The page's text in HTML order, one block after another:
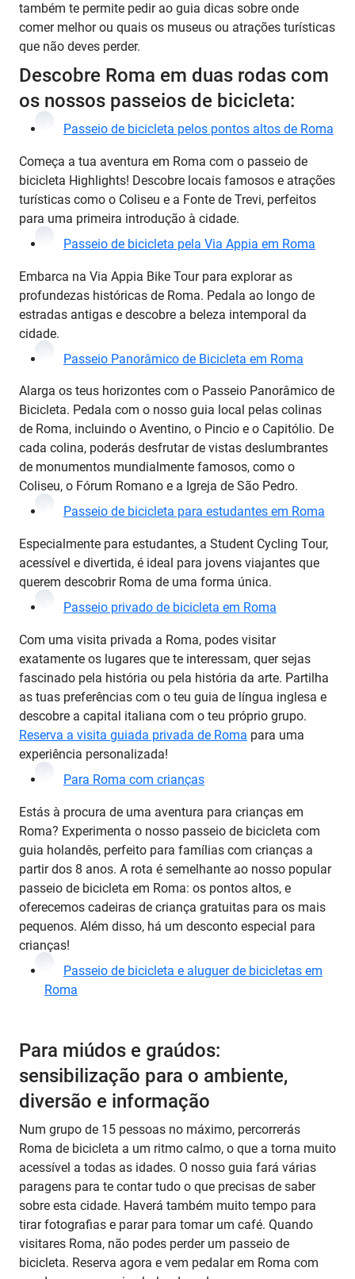
também te permite pedir ao guia dicas sobre onde
comer melhor ou quais os museus ou atrações turísticas
que não deves perder.
Descobre Roma em duas rodas com
os nossos passeios de bicicleta:
Passeio de bicicleta pelos pontos altos de Roma
Começa a tua aventura em Roma com o passeio de
bicicleta Highlights! Descobre locais famosos e atrações
turísticas como o Coliseu e a Fonte de Trevi, perfeitos
para uma primeira introdução à cidade.
Passeio de bicicleta pela Via Appia em Roma
Embarca na Via Appia Bike Tour para explorar as
profundezas históricas de Roma. Pedala ao longo de
estradas antigas e descobre a beleza intemporal da
cidade.
Passeio Panorâmico de Bicicleta em Roma
Alarga os teus horizontes com o Passeio Panorâmico de
Bicicleta. Pedala com o nosso guia local pelas colinas
de Roma, incluindo o Aventino, o Pincio e o Capitólio. De
cada colina, poderás desfrutar de vistas deslumbrantes
de monumentos mundialmente famosos, como o
Coliseu, o Fórum Romano e a Igreja de São Pedro.
Passeio de bicicleta para estudantes em Roma
Especialmente para estudantes, a Student Cycling Tour,
acessível e divertida, é ideal para jovens viajantes que
querem descobrir Roma de uma forma única.
Passeio privado de bicicleta em Roma
Com uma visita privada a Roma, podes visitar
exatamente os lugares que te interessam, quer sejas
fascinado pela história ou pela história da arte. Partilha
as tuas preferências com o teu guia de língua inglesa e
descobre a capital italiana com o teu próprio grupo.
Reserva a visita guiada privada de Roma para uma
experiência personalizada!
Para Roma com crianças
Estás à procura de uma aventura para crianças em
Roma? Experimenta o nosso passeio de bicicleta com
guia holandês, perfeito para famílias com crianças a
partir dos 8 anos. A rota é semelhante ao nosso popular
passeio de bicicleta em Roma: os pontos altos, e
oferecemos cadeiras de criança gratuitas para os mais
pequenos. Além disso, há um desconto especial para
crianças!
Passeio de bicicleta e aluguer de bicicletas em
Roma
Para miúdos e graúdos:
sensibilização para o ambiente,
diversão e informação
Num grupo de 15 pessoas no máximo, percorrerás
Roma de bicicleta a um ritmo calmo, o que a torna muito
acessível a todas as idades. O nosso guia fará várias
paragens para te contar tudo o que precisas de saber
sobre esta cidade. Haverá também muito tempo para
tirar fotografias e parar para tomar um café. Quando
visitares Roma, não podes perder um passeio de
bicicleta. Reserva agora e vem pedalar em Roma com